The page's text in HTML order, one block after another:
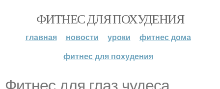
ФИТНЕС ДЛЯ ПОХУДЕНИЯ
главная новости уроки
фитнес дома
фитнес для похудения